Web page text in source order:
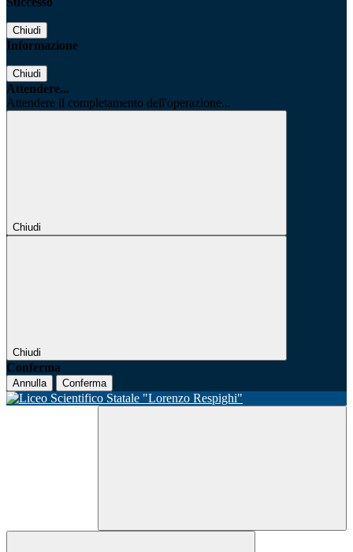
Chiudi
Informazione
Chiudi
Attendere...
Attendere il completamento dell'operazione...
Chiudi
Chiudi
Conferma
Annulla Conferma